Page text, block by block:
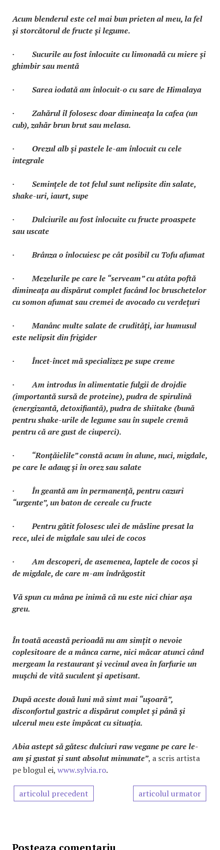
Acum blenderul este cel mai bun prieten al meu, la fel
și storcătorul de fructe și legume.
· Sucurile au fost înlocuite cu limonadă cu miere și
ghimbir sau mentă
· Sarea iodată am înlocuit-o cu sare de Himalaya
· Zahărul îl folosesc doar dimineața la cafea (un
cub), zahăr brun brut sau melasa.
· Orezul alb și pastele le-am înlocuit cu cele
integrale
· Semințele de tot felul sunt nelipsite din salate,
shake-uri, iaurt, supe
· Dulciurile au fost înlocuite cu fructe proaspete
sau uscate
· Brânza o înlocuiesc pe cât posibil cu Tofu afumat
· Mezelurile pe care le “serveam” cu atâta poftă
dimineața au dispărut complet facând loc bruschetelor
cu somon afumat sau cremei de avocado cu verdețuri
· Manânc multe salate de crudități, iar humusul
este nelipsit din frigider
· Încet-încet mă specializez pe supe creme
· Am introdus în alimentatie fulgii de drojdie
(importantă sursă de proteine), pudra de spirulină
(energizantă, detoxifiantă), pudra de shiitake (bună
pentru shake-urile de legume sau în supele cremă
pentru că are gust de ciuperci).
· “Ronțăielile” constă acum în alune, nuci, migdale,
pe care le adaug și în orez sau salate
· În geantă am în permanență, pentru cazuri
“urgente”, un baton de cereale cu fructe
· Pentru gătit folosesc ulei de măsline presat la
rece, ulei de migdale sau ulei de cocos
· Am descoperi, de asemenea, laptele de cocos și
de migdale, de care m-am îndrăgostit
Vă spun cu mâna pe inimă că nu este nici chiar așa
greu.
În toată această perioadă nu am simțit o nevoie
coplesitoare de a mânca carne, nici măcar atunci când
mergeam la restaurant și vecinul avea în farfurie un
mușchi de vită suculent și apetisant.
După aceste două luni mă simt mai “ușoară”,
disconfortul gastric a dispărut complet și până și
ulcerul meu este împăcat cu situația.
Abia astept să gătesc dulciuri raw vegane pe care le-
am și gustat și sunt absolut minunate”, a scris artista
pe blogul ei, www.sylvia.ro.
articolul precedent articolul urmator